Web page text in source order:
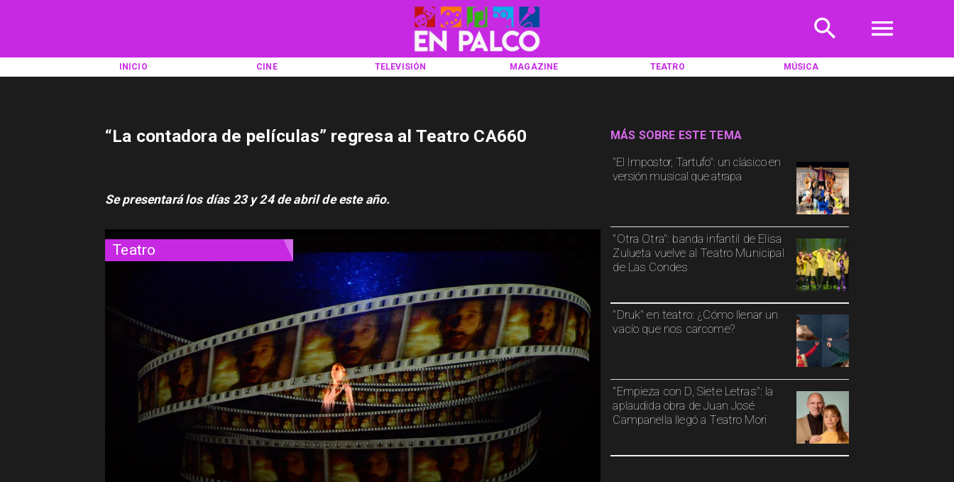
INICIO CINE TELEVISIÓN MAGAZINE TEATRO MÚSICA
Teatro
"El Impostor, Tartufo": un clásico en
versión musical que atrapa
"Otra Otra": banda infantil de Elisa
Zulueta vuelve al Teatro Municipal
de Las Condes
"Druk" en teatro: ¿Cómo llenar un
vacío que nos carcome?
"Empieza con D, Siete Letras": la
aplaudida obra de Juan José
Campanella llegó a Teatro Mori
MÁS SOBRE ESTE TEMA
“La contadora de películas” regresa al Teatro CA660
Se presentará los días 23 y 24 de abril de este año.